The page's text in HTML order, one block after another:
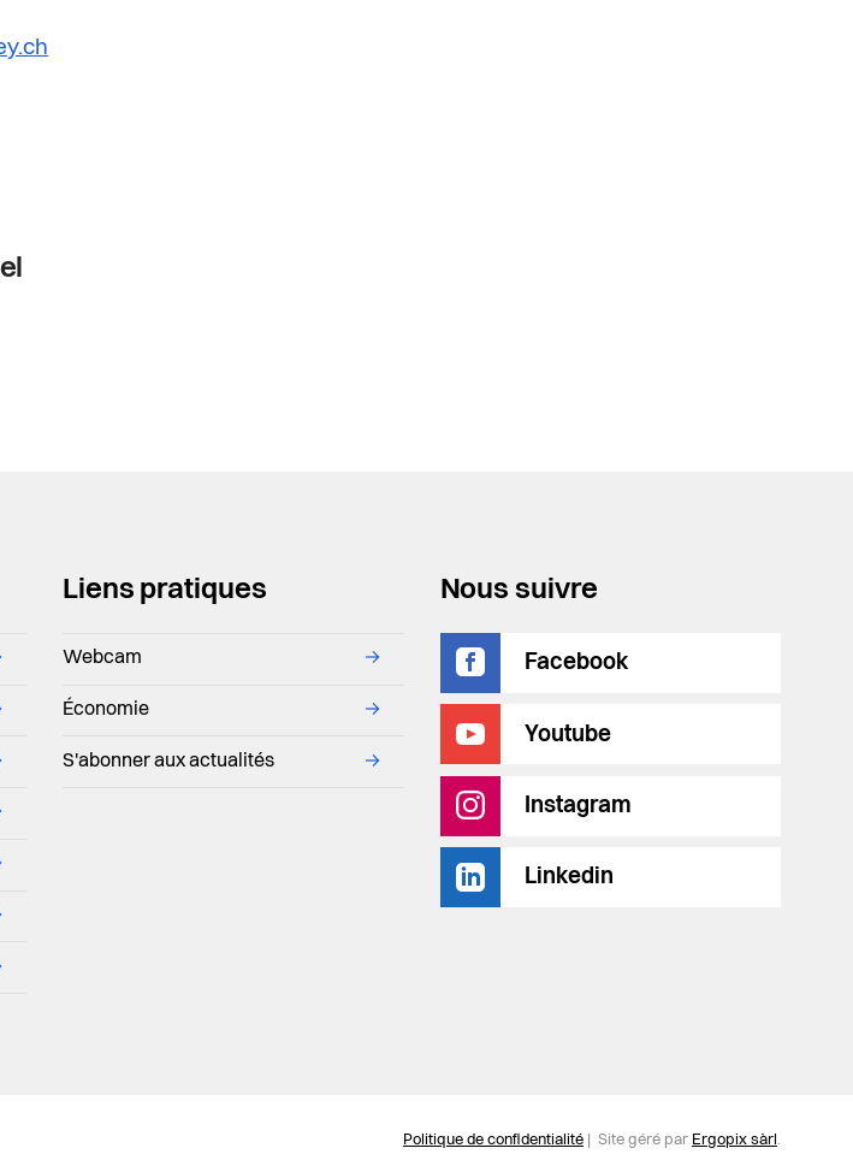
Liens pratiques
Webcam →
Économie →
S'abonner aux actualités →
Nous suivre
Facebook
Youtube
Instagram
Linkedin
Politique de confidentialité | Site géré par Ergopix sàrl